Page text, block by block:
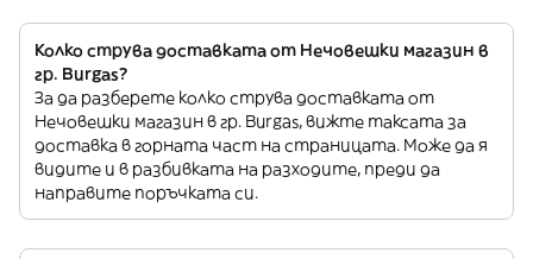
Колко струва доставката от Нечовешки магазин в
гр. Burgas?
За да разберете колко струва доставката от
Нечовешки магазин в гр. Burgas, вижте таксата за
доставка в горната част на страницата. Може да я
видите и в разбивката на разходите, преди да
направите поръчката си.